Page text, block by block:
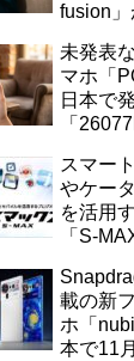
fusion
過
未発表
マホ「
日本で
「
テリー
スマー
やケー
を活用
「S-
載の新
ホ「
本で11